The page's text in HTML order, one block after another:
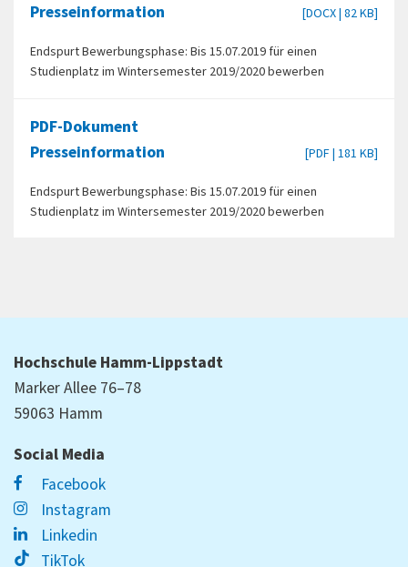
Presseinformation
[DOCX | 82 KB]
Endspurt Bewerbungsphase: Bis 15.07.2019 für einen
Studienplatz im Wintersemester 2019/2020 bewerben
PDF-Dokument
Presseinformation
[PDF | 181 KB]
Endspurt Bewerbungsphase: Bis 15.07.2019 für einen
Studienplatz im Wintersemester 2019/2020 bewerben
Hochschule Hamm-Lippstadt
Marker Allee 76–78
59063 Hamm
Social Media
Facebook
Instagram
Linkedin
TikTok